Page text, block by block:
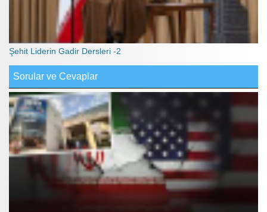
Şehit Liderin Gadir Dersleri -2
Sorular ve Cevaplar